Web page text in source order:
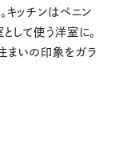
ッチンはペニン
して使う洋室に。
まいの印象をガラ